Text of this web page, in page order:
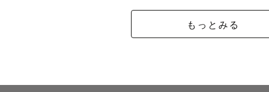
撮影が初めて、慣れてないという方でも大丈夫です
私自身、写真を撮られ慣れておらず、マイペース
もっとみる